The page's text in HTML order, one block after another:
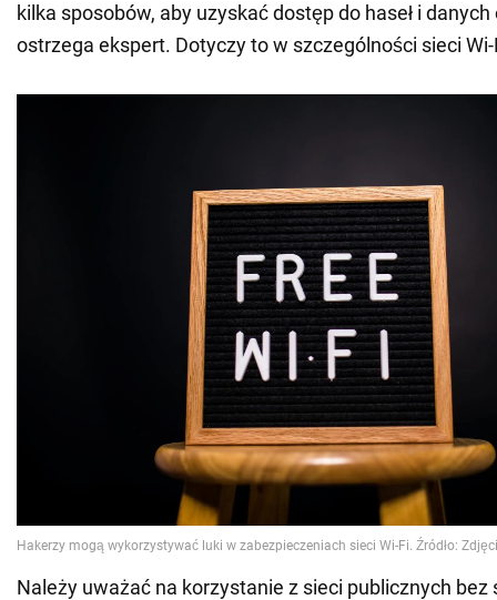
kilka sposobów, aby uzyskać dostęp do haseł i
ostrzega ekspert. Dotyczy to w szczególności sieci Wi-
Należy uważać na korzystanie z sieci publicznych bez